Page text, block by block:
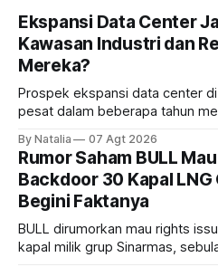
Ekspansi Data Center
Kawasan Industri dan
Mereka?
Prospek ekspansi data center
pesat dalam beberapa tahun
estate, ada siapa saja mereka?
By Natalia 07 Agt 2026
Rumor Saham BULL
Backdoor 30 Kapal
Begini Faktanya
BULL dirumorkan mau rights
kapal milik grup Sinarmas,